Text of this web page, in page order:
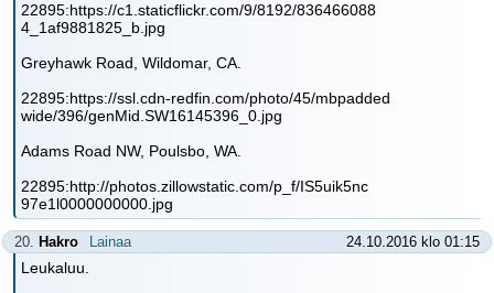
22895:https://c1.staticflickr.com/9/8192/836466088
4_1af9881825_b.jpg
Greyhawk Road, Wildomar, CA.
22895:https://ssl.cdn-redfin.com/photo/45/mbpadded
wide/396/genMid.SW16145396_0.jpg
Adams Road NW, Poulsbo, WA.
22895:http://photos.zillowstatic.com/p_f/IS5uik5nc
97e1l0000000000.jpg
20. Hakro Lainaa 24.10.2016 klo 01:15
Leukaluu.